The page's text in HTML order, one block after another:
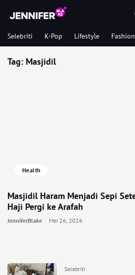
Selebriti K-Pop Lifestyle
Selebriti
Tag: Masjidil
Health
Masjidil Haram Menjadi Sepi
Haji Pergi ke Arafah
JenniferBlake Mei 26, 2026